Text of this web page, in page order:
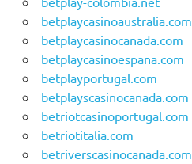
betplaycasinoaustralia.com
betplaycasinocanada.com
betplaycasinoespana.com
betplayportugal.com
betplayscasinocanada.com
betriotcasinoportugal.com
betriotitalia.com
betriverscasinocanada.com